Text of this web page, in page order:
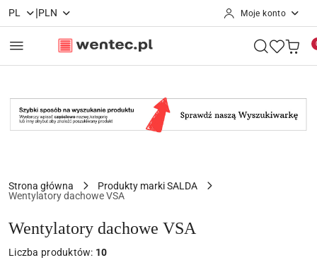
Przejdź do treści głównej
Przejdź do wyszukiwarki
Przejdź do moje konto
Przejdź do menu głównego
Przejdź do stopki
PL |PLN Moje konto
Strona główna
Produkty marki SALDA
Wentylatory dachowe VSA
Wentylatory dachowe VSA
Liczba produktów: 10